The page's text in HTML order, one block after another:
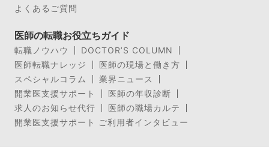
よくあるご質問
医師の転職お役立ちガイド
転職ノウハウ
DOCTOR’S COLUMN
医師転職ナレッジ
医師の現場と働き方
スペシャルコラム
業界ニュース
開業医支援サポート
医師の年収診断
求人のお知らせ代行
医師の職場カルテ
開業医支援サポート ご利用者インタビュー